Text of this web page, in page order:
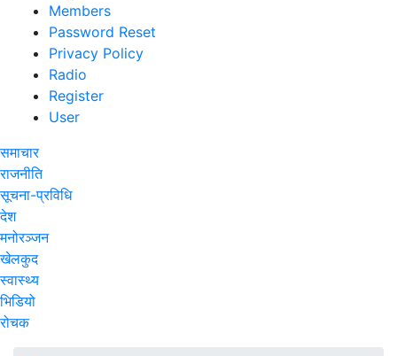
Members
Password Reset
Privacy Policy
Radio
Register
User
समाचार
राजनीति
सूचना-प्रविधि
देश
मनोरञ्जन
खेलकुद
स्वास्थ्य
भिडियो
रोचक